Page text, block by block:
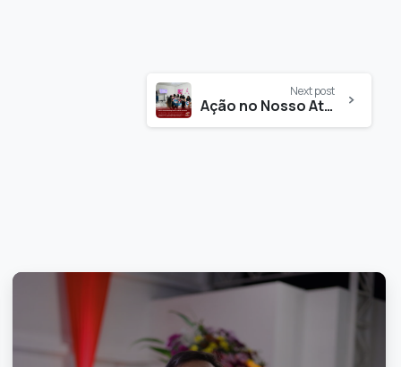
Next post
Ação no Nosso Atacarejo sobre Cancêr de Mama